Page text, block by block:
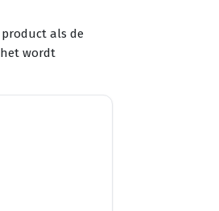
product als de
wordt